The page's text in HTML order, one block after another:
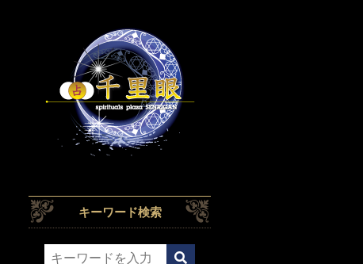
キーワード検索